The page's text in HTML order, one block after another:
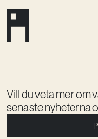
A HouseSlaktis
A HouseSlussen
Vill du veta mer om
senaste nyheterna